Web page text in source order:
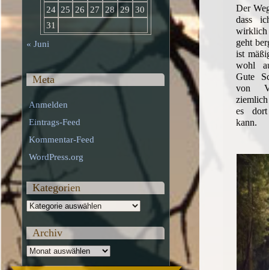
Der
dass
geht
ist
wohl
Gute
von
es
kann.
24 25 26 27 28 29
30
31
« Juni
Meta
Anmelden
Eintrags-Feed
Kommentar-Feed
WordPress.org
Kategorien
Kategorien
Archiv
Archiv